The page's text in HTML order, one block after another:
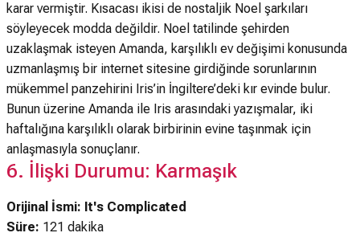
karar vermiştir. Kısacası ikisi de nostaljik Noel şarkıları
söyleyecek modda değildir. Noel tatilinde şehirden
uzaklaşmak isteyen Amanda, karşılıklı ev değişimi konusunda
uzmanlaşmış bir internet sitesine girdiğinde sorunlarının
mükemmel panzehirini Iris’in İngiltere’deki kır evinde bulur.
Bunun üzerine Amanda ile Iris arasındaki yazışmalar, iki
haftalığına karşılıklı olarak birbirinin evine taşınmak için
anlaşmasıyla sonuçlanır.
6. İlişki Durumu: Karmaşık
Orijinal İsmi: It's Complicated
Süre: 121 dakika